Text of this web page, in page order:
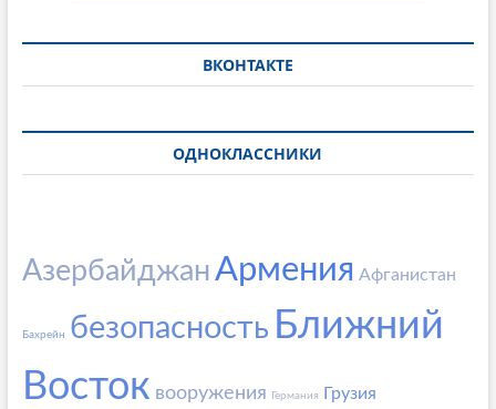
ВКОНТАКТЕ
ОДНОКЛАССНИКИ
АзербайджанАрмения Афганистан
Бахрейн безопасность Ближний
Восток вооружения Германия Грузия